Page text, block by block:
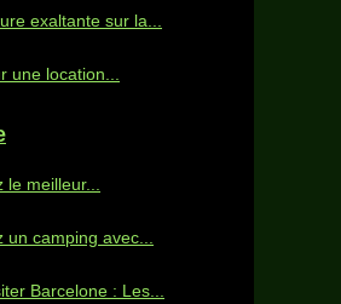
exaltante sur la...
une location...
meilleur...
un camping avec...
Barcelone : Les...